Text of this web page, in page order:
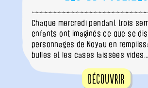
Chaque mercredi pendant trois
enfants ont imaginés ce que se
personnages de Noyau en
bulles et les cases laissées vides...
Découvrir